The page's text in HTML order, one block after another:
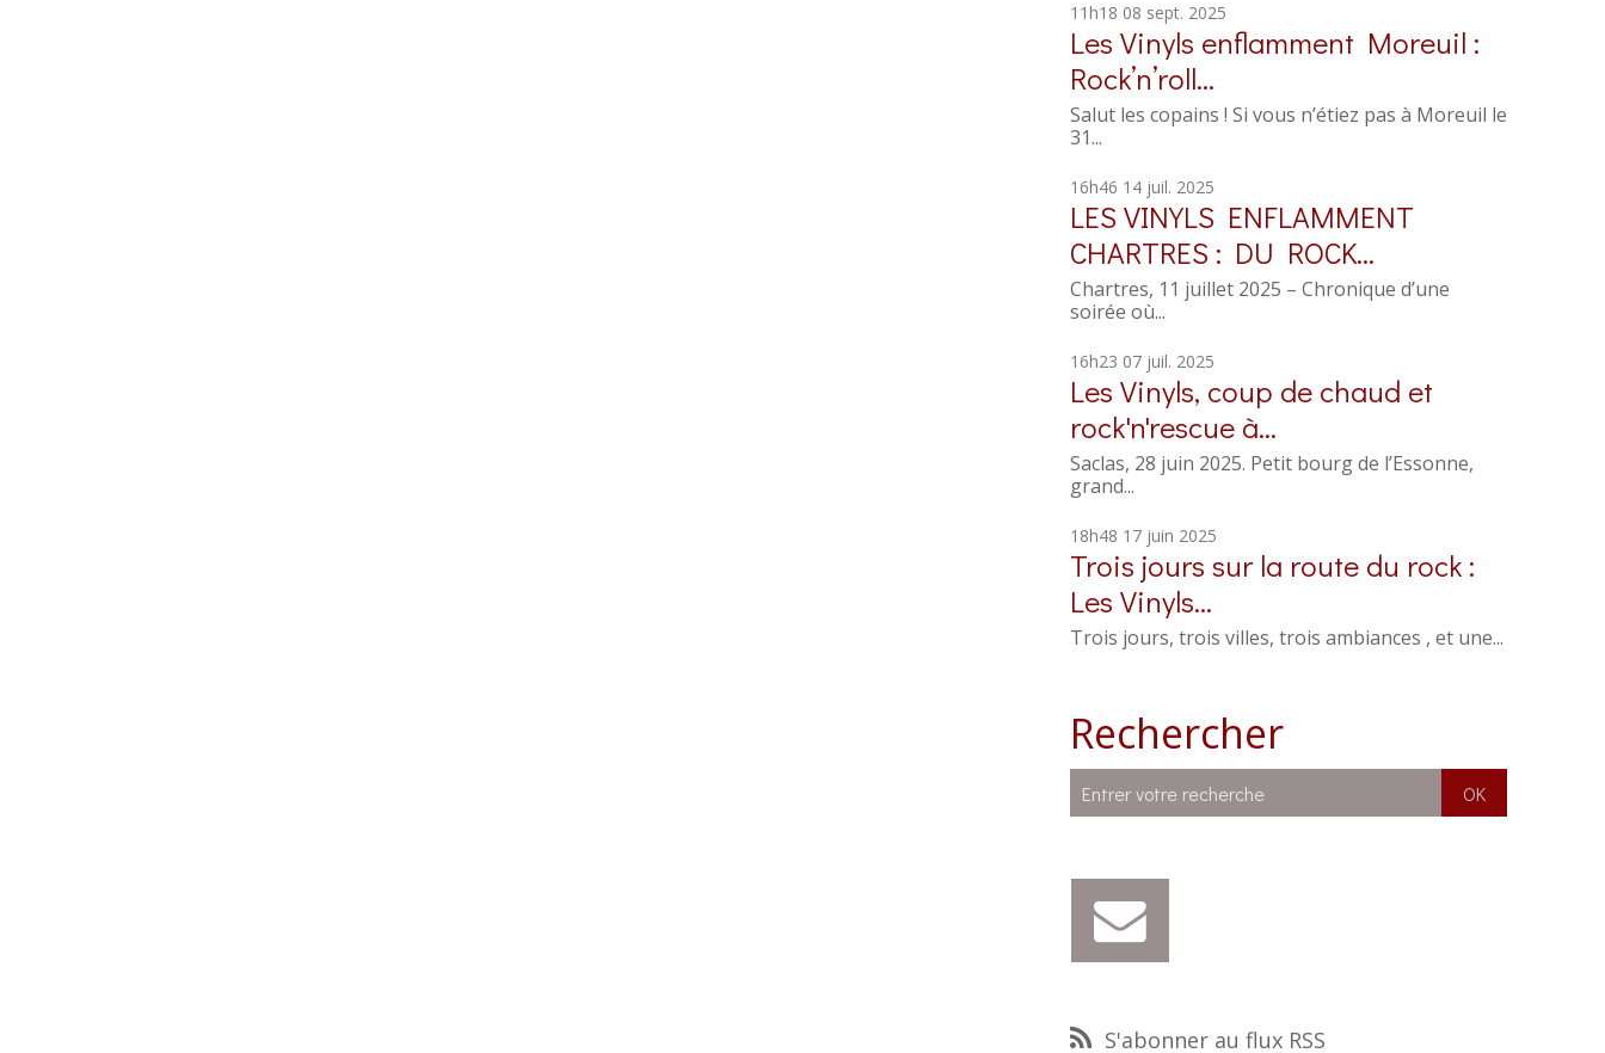
11h18 08 sept. 2025
Les Vinyls enflamment Moreuil :
Rock’n’roll...
Salut les copains ! Si vous n’étiez pas à Moreuil le
31...
16h46 14 juil. 2025
LES VINYLS ENFLAMMENT
CHARTRES : DU ROCK...
Chartres, 11 juillet 2025 – Chronique d’une
soirée où...
16h23 07 juil. 2025
Les Vinyls, coup de chaud et
rock'n'rescue à...
Saclas, 28 juin 2025. Petit bourg de l’Essonne,
grand...
18h48 17 juin 2025
Trois jours sur la route du rock :
Les Vinyls...
Trois jours, trois villes, trois ambiances , et une...
Rechercher
S'abonner au flux RSS